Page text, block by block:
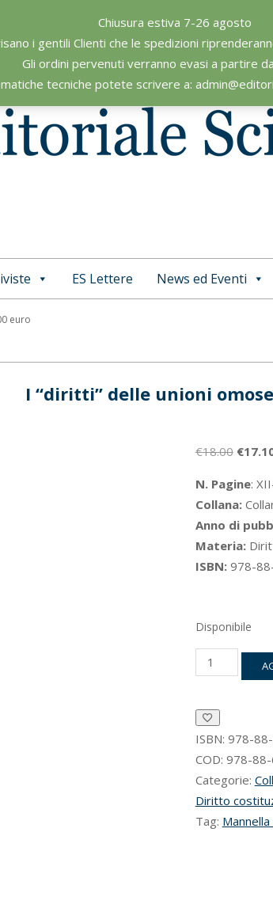
Chiusura estiva 7-26 agosto
i gentili Clienti che le spedizioni
Gli ordini pervenuti verranno evasi a partire
tecniche potete scrivere a:
Primary
ES Lettere News ed Eventi
euro
I “diritti” delle unioni
€18.00 Il
era:
€
N. Pagine:
Collana:
Anno di
Materia:
ISBN:978-
Disponibile
“diritti”
omosessuali
quantità
ISBN: 978-
COD: 978-
Categorie:
Diritto
Tag: Mannella